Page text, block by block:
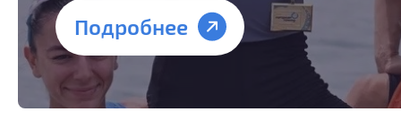
Подробнее